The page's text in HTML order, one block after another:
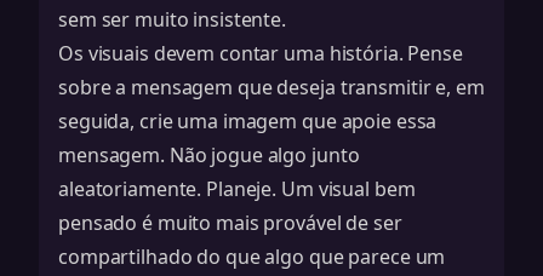
sem ser muito insistente.
Os visuais devem contar uma história. Pense
sobre a mensagem que deseja transmitir e, em
seguida, crie uma imagem que apoie essa
mensagem. Não jogue algo junto
aleatoriamente. Planeje. Um visual bem
pensado é muito mais provável de ser
compartilhado do que algo que parece um